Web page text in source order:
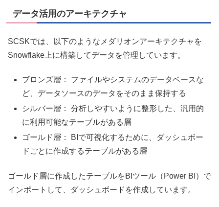
データ活用のアーキテクチャ
SCSKでは、以下のようなメダリオンアーキテクチャを
Snowflake上に構築してデータを管理しています。
ブロンズ層： ファイルやシステムのデータベースな
ど、データソースのデータをそのまま保持する
シルバー層： 分析しやすいように整形した、汎用的
に利用可能なテーブルがある層
ゴールド層： BIで可視化するために、ダッシュボー
ドごとに作成するテーブルがある層
ゴールド層に作成したテーブルをBIツール（Power BI）で
インポートして、ダッシュボードを作成しています。